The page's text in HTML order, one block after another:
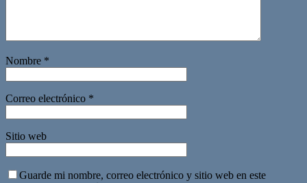
Nombre *
Correo electrónico *
Sitio web
Guarde mi nombre, correo electrónico y sitio web en este